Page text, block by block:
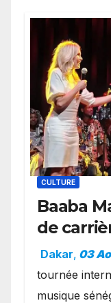
CULTURE
Baaba
de
royale.
Dakar, 03
tournée
musique